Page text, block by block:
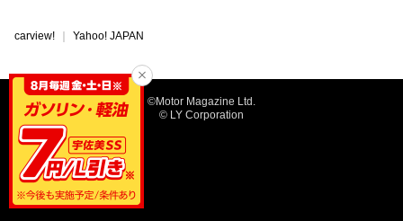
carview! Yahoo! JAPAN
©Motor Magazine Ltd.
© LY Corporation